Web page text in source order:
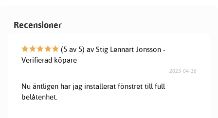
Recensioner
(5 av 5) av Stig Lennart Jonsson -
Verifierad köpare
2023-04-16
Nu äntligen har jag installerat fönstret till full
belåtenhet.